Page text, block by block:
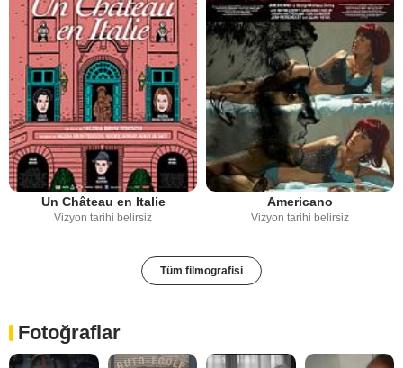
Un Château en Italie
Vizyon tarihi belirsiz
Americano
Vizyon tarihi belirsiz
Tüm filmografisi
Fotoğraflar